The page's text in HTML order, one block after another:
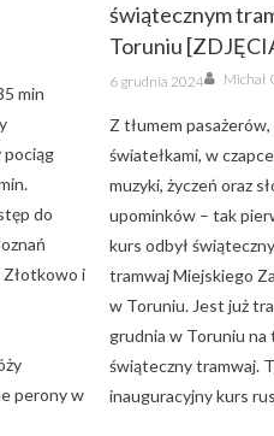
min
pociąg
do
Złotkowo i
perony w
świątecznym
Toruniu
Posted
on
6 grudnia 2024 Author
Michał
Z tłumem
światełkami, w
muzyki, życzeń oraz
upominków – tak
kurs odbył
tramwaj Miejskiego
w Toruniu. Jest już
grudnia w Toruniu na
świąteczny tramwaj.
inauguracyjny kurs